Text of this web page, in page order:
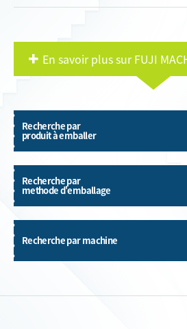
En savoir plus sur FUJI
Recherche par
produit à emballer
Recherche par
methode d'emballage
Recherche par machine